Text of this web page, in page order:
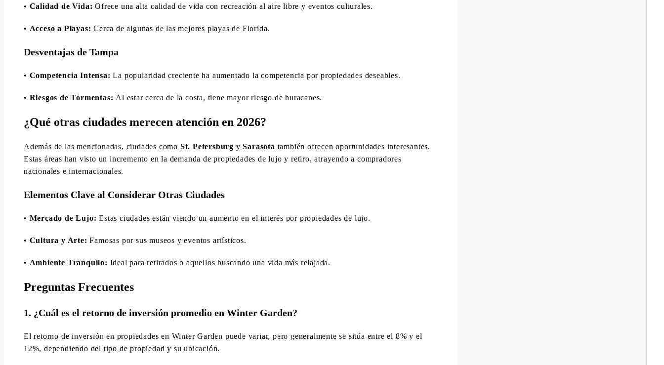
• Calidad de Vida: Ofrece una alta calidad de vida con recreación al aire libre y eventos culturales.
• Acceso a Playas: Cerca de algunas de las mejores playas de Florida.
Desventajas de Tampa
• Competencia Intensa: La popularidad creciente ha aumentado la competencia por propiedades deseables.
• Riesgos de Tormentas: Al estar cerca de la costa, tiene mayor riesgo de huracanes.
¿Qué otras ciudades merecen atención en 2026?
Además de las mencionadas, ciudades como St. Petersburg ySarasota también ofrecen oportunidades interesantes.
Estas áreas han visto un incremento en la demanda de propiedades de lujo y retiro, atrayendo a compradores
nacionales e internacionales.
Elementos Clave al Considerar Otras Ciudades
• Mercado de Lujo: Estas ciudades están viendo un aumento en el interés por propiedades de lujo.
• Cultura y Arte: Famosas por sus museos y eventos artísticos.
• Ambiente Tranquilo: Ideal para retirados o aquellos buscando una vida más relajada.
Preguntas Frecuentes
1. ¿Cuál es el retorno de inversión promedio en Winter Garden?
El retorno de inversión en propiedades en Winter Garden puede variar, pero generalmente se sitúa entre el 8% y el
12%, dependiendo del tipo de propiedad y su ubicación.